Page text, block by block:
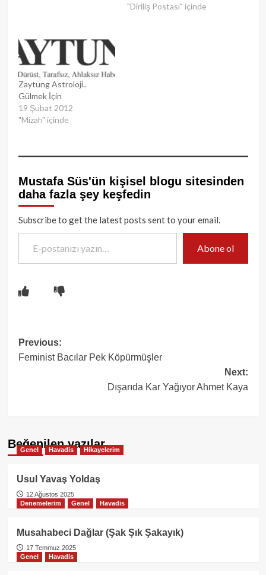
"Diriliş Postası" içinde
Zaytung Astroloji..
Gülmek İçin
19 Şubat 2012
"Mizah" içinde
Mustafa Süs'ün kişisel blogu sitesinden
daha fazla şey keşfedin
Subscribe to get the latest posts sent to your email.
E-postanızı yazın…
Abone ol
Post
navigation
Previous:
Feminist Bacılar Pek Köpürmüşler
Next:
Dışarıda Kar Yağıyor Ahmet Kaya
Beğenilen yazılar
Genel Havadis Hikayelerim
Usul Yavaş Yoldaş
12 Ağustos 2025
Denemelerim
Genel Havadis
Musahabeci Dağlar (Şak Şık Şakayık)
17 Temmuz 2025
Genel
Havadis